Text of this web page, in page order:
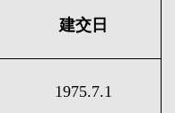
建交日
1975.7.1